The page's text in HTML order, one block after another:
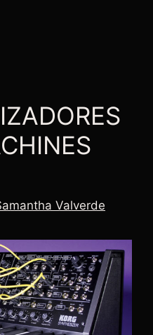
Valverde